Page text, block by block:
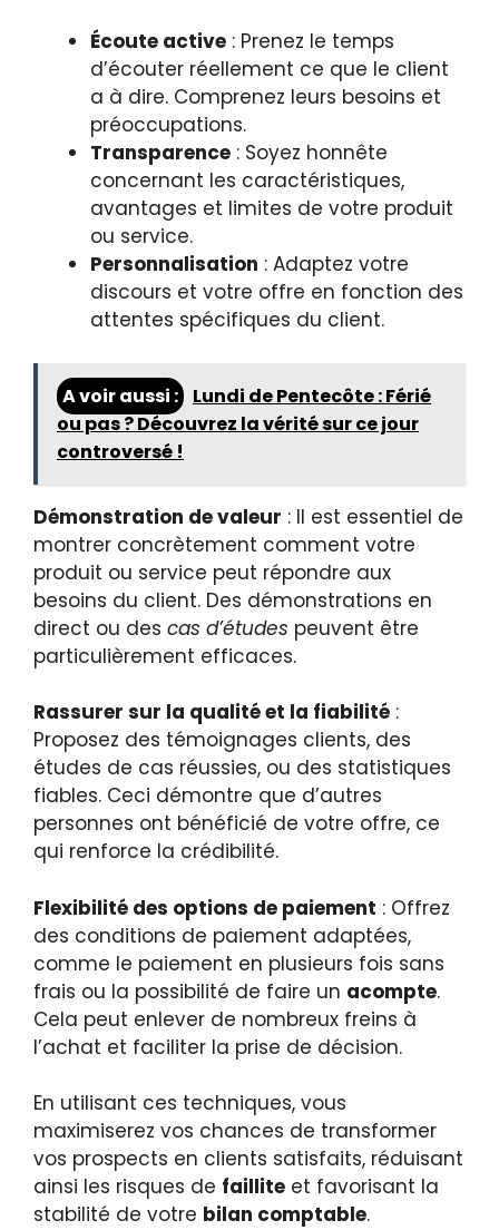
Écoute active : Prenez le temps
d’écouter réellement ce que le client
a à dire. Comprenez leurs besoins et
préoccupations.
Transparence : Soyez honnête
concernant les caractéristiques,
avantages et limites de votre produit
ou service.
Personnalisation : Adaptez votre
discours et votre offre en fonction des
attentes spécifiques du client.
A voir aussi :
Lundi de Pentecôte : Férié
ou pas ? Découvrez la vérité sur ce jour
controversé !
Démonstration de valeur : Il est essentiel de
montrer concrètement comment votre
produit ou service peut répondre aux
besoins du client. Des démonstrations en
direct ou des cas d’études peuvent être
particulièrement efficaces.
Rassurer sur la qualité et la fiabilité :
Proposez des témoignages clients, des
études de cas réussies, ou des statistiques
fiables. Ceci démontre que d’autres
personnes ont bénéficié de votre offre, ce
qui renforce la crédibilité.
Flexibilité des options de paiement : Offrez
des conditions de paiement adaptées,
comme le paiement en plusieurs fois sans
frais ou la possibilité de faire un acompte.
Cela peut enlever de nombreux freins à
l’achat et faciliter la prise de décision.
En utilisant ces techniques, vous
maximiserez vos chances de transformer
vos prospects en clients satisfaits, réduisant
ainsi les risques de faillite et favorisant la
stabilité de votre bilan comptable.